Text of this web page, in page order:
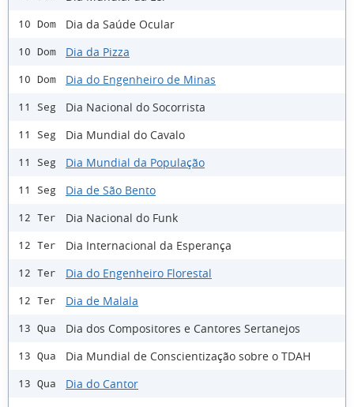
10 Dom Dia da Saúde Ocular
10 Dom Dia da Pizza
10 Dom Dia do Engenheiro de Minas
11 Seg Dia Nacional do Socorrista
11 Seg Dia Mundial do Cavalo
11 Seg Dia Mundial da População
11 Seg Dia de São Bento
12 Ter Dia Nacional do Funk
12 Ter Dia Internacional da Esperança
12 Ter Dia do Engenheiro Florestal
12 Ter Dia de Malala
13 Qua Dia dos Compositores e Cantores Sertanejos
13 Qua Dia Mundial de Conscientização sobre o TDAH
13 Qua Dia do Cantor